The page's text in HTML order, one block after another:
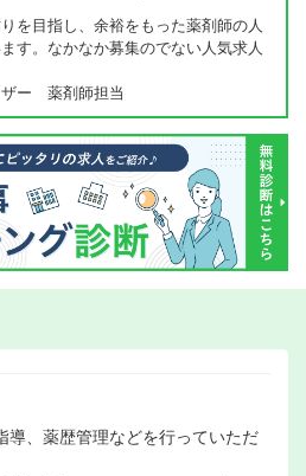
を目指し、余裕をもった薬剤師の人
す。なかなか募集のでない人気求人
ザー 薬剤師担当
導、薬歴管理などを行っていただ